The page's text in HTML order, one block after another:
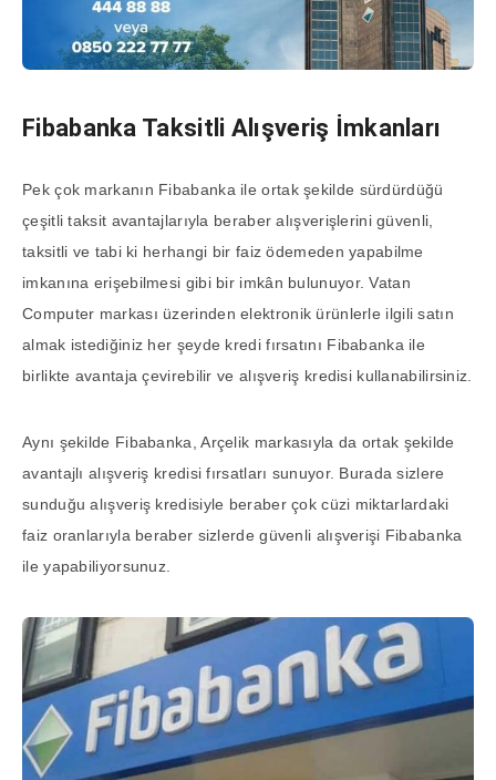
Fibabanka Taksitli Alışveriş İmkanları
Pek çok markanın Fibabanka ile ortak şekilde sürdürdüğü
çeşitli taksit avantajlarıyla beraber alışverişlerini güvenli,
taksitli ve tabi ki herhangi bir faiz ödemeden yapabilme
imkanına erişebilmesi gibi bir imkân bulunuyor. Vatan
Computer markası üzerinden elektronik ürünlerle ilgili satın
almak istediğiniz her şeyde kredi fırsatını Fibabanka ile
birlikte avantaja çevirebilir ve alışveriş kredisi kullanabilirsiniz.
Aynı şekilde Fibabanka, Arçelik markasıyla da ortak şekilde
avantajlı alışveriş kredisi fırsatları sunuyor. Burada sizlere
sunduğu alışveriş kredisiyle beraber çok cüzi miktarlardaki
faiz oranlarıyla beraber sizlerde güvenli alışverişi Fibabanka
ile yapabiliyorsunuz.